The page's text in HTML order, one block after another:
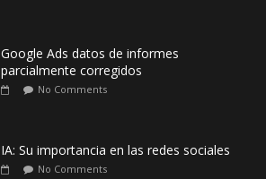
Google Ads datos de informes
parcialmente corregidos
No Comments
IA: Su importancia en las redes sociales
No Comments